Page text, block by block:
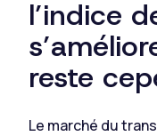
l’indice
reste
Le marché du